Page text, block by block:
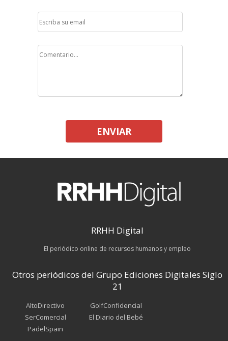
ENVIAR
RRHH Digital
El periódico online de recursos humanos y empleo
Otros periódicos del Grupo Ediciones Digitales Siglo
21
AltoDirectivo
SerComercial
PadelSpain
GolfConfidencial
El Diario del Bebé